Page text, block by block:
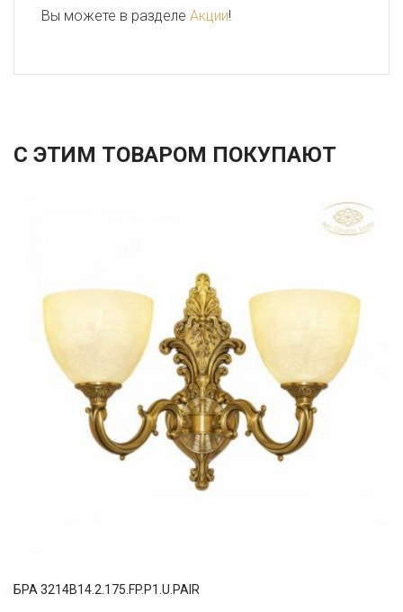
Вы можете в разделе Акции!
С ЭТИМ ТОВАРОМ ПОКУПАЮТ
БРА 3214B14.2.175.FP.P1.U.PAIR